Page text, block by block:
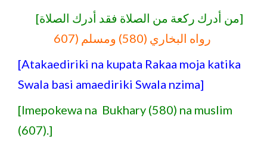
[من أدرك ركعة من الصلاة فقد أدرك الصلاة]
رواه البخاري (580) ومسلم (607
[Atakaediriki na kupata Rakaa moja katika
Swala basi amaediriki Swala nzima]
[Imepokewa na Bukhary (580) na muslim
(607).]